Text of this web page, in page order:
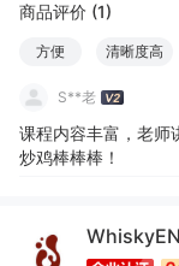
商品评价 (1)
方便 清晰度高
S**老
课程内容丰富，老师
炒鸡棒棒棒！